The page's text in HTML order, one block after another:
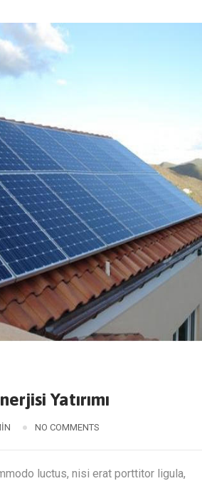
Yatırımı
NO COMMENTS
luctus, nisi erat porttitor ligula,